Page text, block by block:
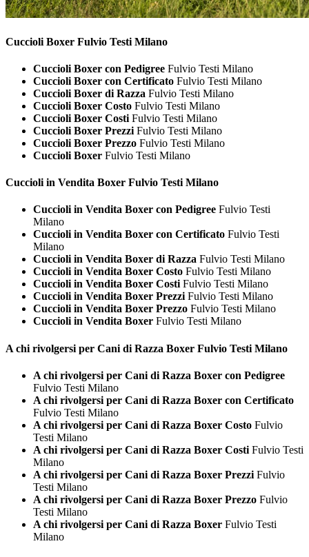
Cuccioli Boxer Fulvio Testi Milano
Cuccioli Boxer con Pedigree Fulvio Testi Milano
Cuccioli Boxer con Certificato Fulvio Testi Milano
Cuccioli Boxer di Razza Fulvio Testi Milano
Cuccioli Boxer Costo Fulvio Testi Milano
Cuccioli Boxer Costi Fulvio Testi Milano
Cuccioli Boxer Prezzi Fulvio Testi Milano
Cuccioli Boxer Prezzo Fulvio Testi Milano
Cuccioli Boxer Fulvio Testi Milano
Cuccioli in Vendita Boxer Fulvio Testi Milano
Cuccioli in Vendita Boxer con Pedigree Fulvio Testi
Milano
Cuccioli in Vendita Boxer con Certificato Fulvio Testi
Milano
Cuccioli in Vendita Boxer di Razza Fulvio Testi Milano
Cuccioli in Vendita Boxer Costo Fulvio Testi Milano
Cuccioli in Vendita Boxer Costi Fulvio Testi Milano
Cuccioli in Vendita Boxer Prezzi Fulvio Testi Milano
Cuccioli in Vendita Boxer Prezzo Fulvio Testi Milano
Cuccioli in Vendita Boxer Fulvio Testi Milano
A chi rivolgersi per Cani di Razza Boxer Fulvio Testi Milano
A chi rivolgersi per Cani di Razza Boxer con Pedigree
Fulvio Testi Milano
A chi rivolgersi per Cani di Razza Boxer con Certificato
Fulvio Testi Milano
A chi rivolgersi per Cani di Razza Boxer Costo Fulvio
Testi Milano
A chi rivolgersi per Cani di Razza Boxer Costi Fulvio Testi
Milano
A chi rivolgersi per Cani di Razza Boxer Prezzi Fulvio
Testi Milano
A chi rivolgersi per Cani di Razza Boxer Prezzo Fulvio
Testi Milano
A chi rivolgersi per Cani di Razza Boxer Fulvio Testi
Milano